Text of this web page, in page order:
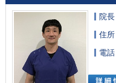
院長
住所
電話